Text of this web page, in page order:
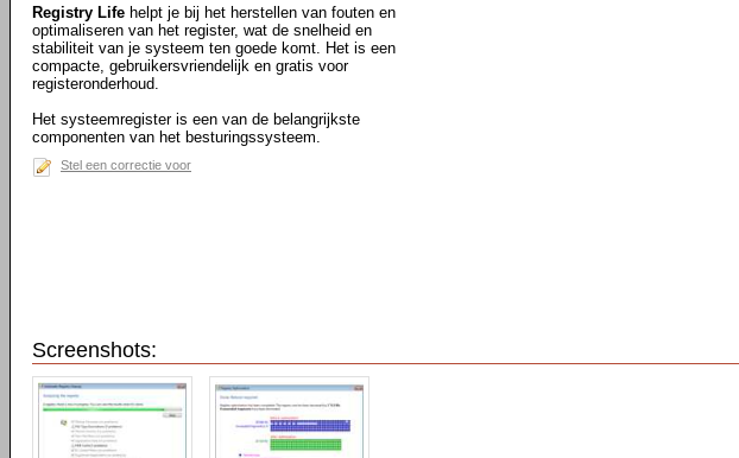
Registry Life helpt je bij het herstellen van fouten en
optimaliseren van het register, wat de snelheid en
stabiliteit van je systeem ten goede komt. Het is een
compacte, gebruikersvriendelijk en gratis voor
registeronderhoud.
Het systeemregister is een van de belangrijkste
componenten van het besturingssysteem.
Stel een correctie voor
Screenshots: